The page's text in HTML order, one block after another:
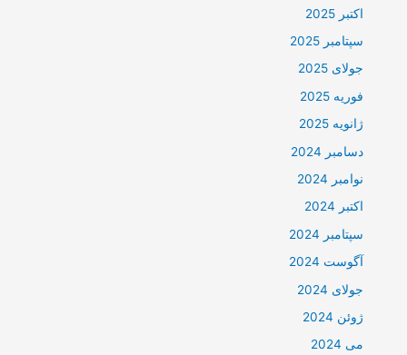
اکتبر 2025
سپتامبر 2025
جولای 2025
فوریه 2025
ژانویه 2025
دسامبر 2024
نوامبر 2024
اکتبر 2024
سپتامبر 2024
آگوست 2024
جولای 2024
ژوئن 2024
می 2024